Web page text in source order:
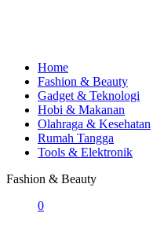
Home
Fashion & Beauty
Gadget & Teknologi
Hobi & Makanan
Olahraga & Kesehatan
Rumah Tangga
Tools & Elektronik
Fashion & Beauty
0